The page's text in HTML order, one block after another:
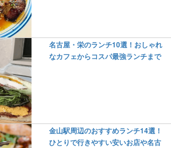
名古屋・栄のランチ10選！おしゃれ
なカフェからコスパ最強ランチまで
金山駅周辺のおすすめランチ14選！
ひとりで行きやすい安いお店や名古